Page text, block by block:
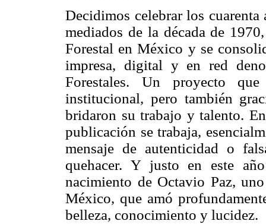
Decidimos celebrar los
mediados de la década de
Forestal en México y se
impresa, digital y en red
Forestales. Un proyecto
institucional, pero también
bridaron su trabajo y talento.
publicación se trabaja,
mensaje de autenticidad o
quehacer. Y justo en este
nacimiento de Octavio Paz,
México, que amó
belleza, conocimiento y lucidez.